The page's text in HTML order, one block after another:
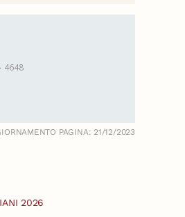
4648
PAGINA: 21/12/2023
2026